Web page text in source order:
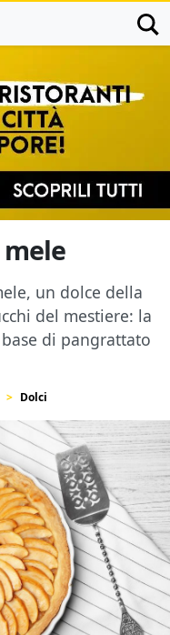
un dolce della
del mestiere: la
di pangrattato
Dolci